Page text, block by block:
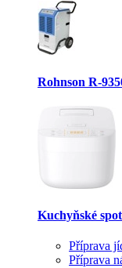
Rohnson R-
Kuchyňské
Příprava
Příprava